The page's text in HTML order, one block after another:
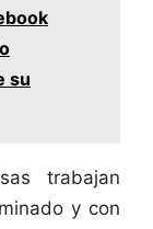
su
trabajan
y con